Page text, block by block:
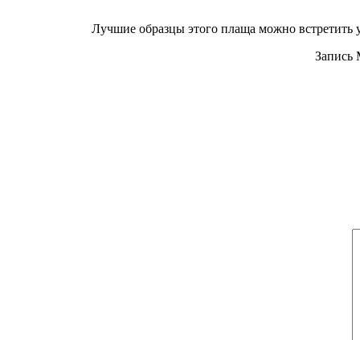
Лучшие образцы этого плаща можно встретить
Запись